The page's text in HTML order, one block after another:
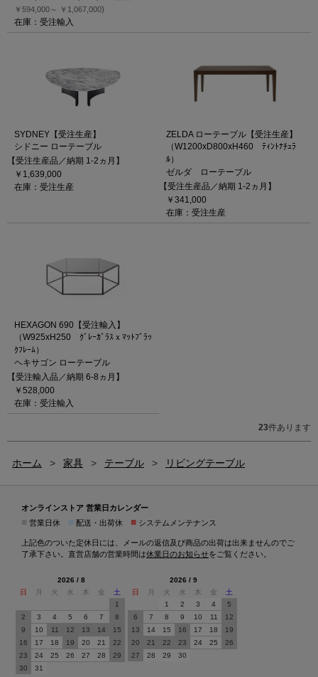
￥594,000～ ￥1,067,000)
在庫：受注輸入
SYDNEY【受注生産】
シドニー ローテーブル
【受注生産品／納期 1-2ヵ月】
￥1,639,000
在庫：受注生産
ZELDA ローテーブル【受注生産】
（W1200xD800xH460 ﾃｨﾝﾄﾅﾁｭﾗ
ﾙ）
ゼルダ ローテーブル
【受注生産品／納期 1-2ヵ月】
￥341,000
在庫：受注生産
HEXAGON 690【受注輸入】
（W925xH250 ｸﾞﾚｰｶﾞﾗｽｘﾏｯﾄﾌﾞﾗｯ
ｸﾌﾚｰﾑ）
ヘキサゴン ローテーブル
【受注輸入品／納期 6-8ヵ月】
￥528,000
在庫：受注輸入
23件あります
ホーム > 家具 > テーブル > リビングテーブル
オンラインストア 営業日カレンダー
営業日休 配送・出荷休 ■ システムメンテナンス
上記色のついた定休日には、メールの返信及び商品の出荷は出来ませんのでご
了承下さい。直営店舗の営業時間は休業日のお知らせをご覧ください。
2026 / 8
日
月 火 水 木 金
土
1
2
3 4 5 6 7
8
9
10 11 12 13 14
15
16
17 18 19 20 21
22
23
24 25 26 27 28
29
30
31
2026 / 9
日
月 火 水 木 金
土
1
2 3 4
5
6
7 8 9 10 11
12
13
14 15 16 17 18
19
20
21 22 23 24 25
26
27
28 29 30